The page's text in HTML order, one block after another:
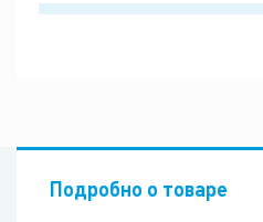
Подробно о товаре